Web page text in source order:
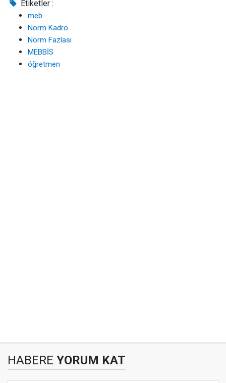
Etiketler :
meb
Norm Kadro
Norm Fazlası
MEBBİS
öğretmen
HABERE YORUM KAT